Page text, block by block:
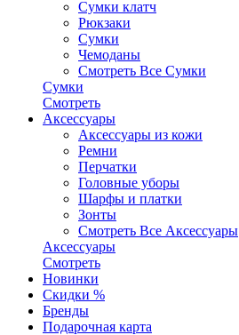
Сумки клатч
Рюкзаки
Сумки
Чемоданы
Смотреть Все Сумки
Сумки
Смотреть
Аксессуары
Аксессуары из кожи
Ремни
Перчатки
Головные уборы
Шарфы и платки
Зонты
Смотреть Все Аксессуары
Аксессуары
Смотреть
Новинки
Скидки %
Бренды
Подарочная карта